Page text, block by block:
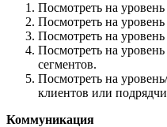
Посмотреть на
Посмотреть на
Посмотреть на
Посмотреть на
сегментов.
Посмотреть на
клиентов или
Коммуникация